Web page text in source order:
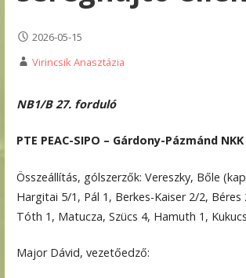
2026-05-15
Virincsik Anasztázia
NB1/B 27. forduló
PTE PEAC-SIPO – Gárdony-Pázmánd
Összeállítás, gólszerzők: Vereszky, Bőle
Hargitai 5/1, Pál 1, Berkes-Kaiser 2/2, Béres
Tóth 1, Matucza, Szücs 4, Hamuth 1,
Major Dávid, vezetőedző: